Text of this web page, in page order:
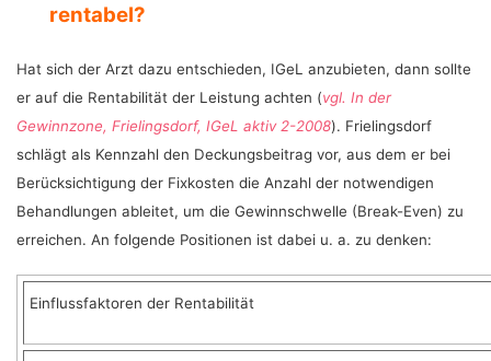
rentabel?
Hat sich der Arzt dazu entschieden, IGeL anzubieten, dann sollte
er auf die Rentabilität der Leistung achten (vgl. In der
Gewinnzone, Frielingsdorf, IGeL aktiv 2-2008). Frielingsdorf
schlägt als Kennzahl den Deckungsbeitrag vor, aus dem er bei
Berücksichtigung der Fixkosten die Anzahl der notwendigen
Behandlungen ableitet, um die Gewinnschwelle (Break-Even) zu
erreichen. An folgende Positionen ist dabei u. a. zu denken:
Einflussfaktoren der Rentabilität